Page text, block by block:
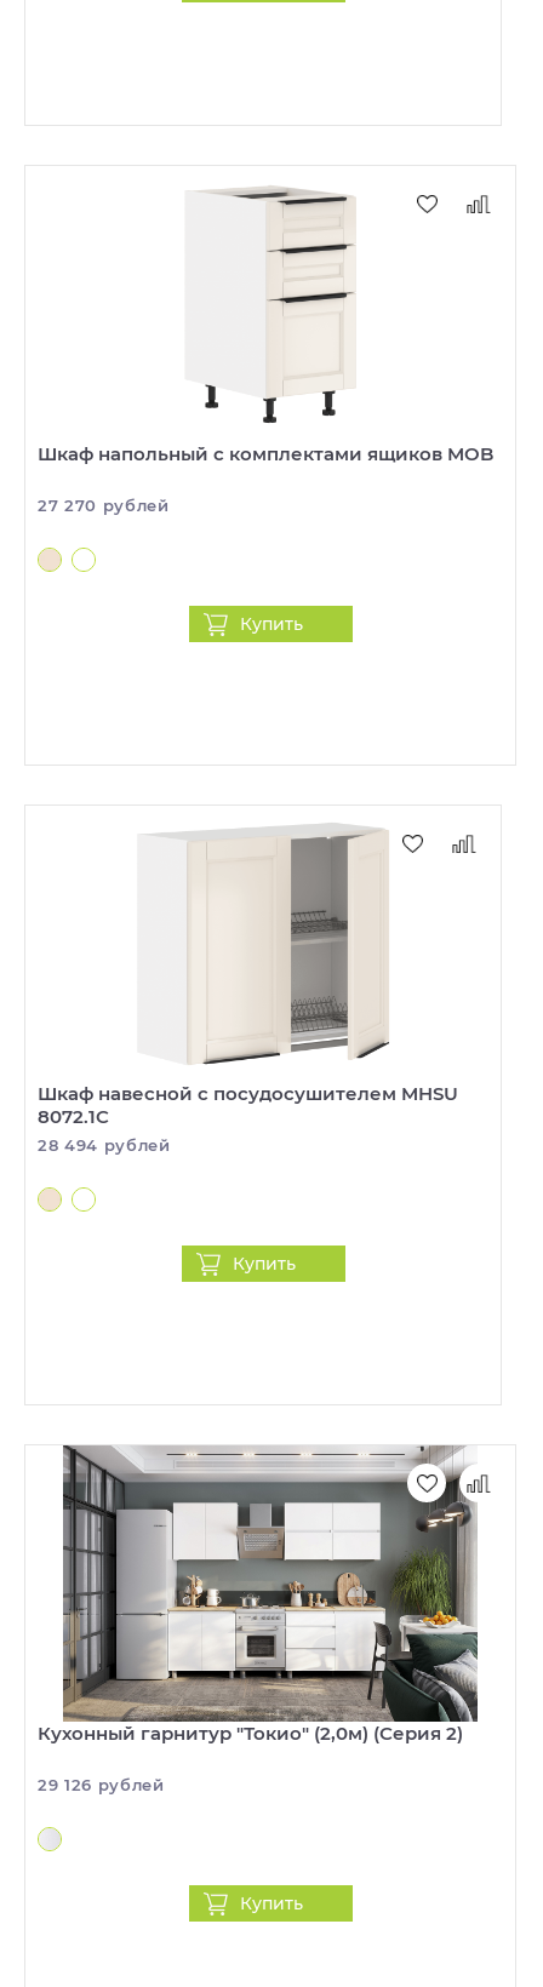
Шкаф напольный с комплектами ящиков MOB
27 270 рублей
Купить
Шкаф навесной с посудосушителем MHSU
8072.1C
28 494 рублей
Купить
Кухонный гарнитур "Токио" (2,0м) (Серия 2)
29 126 рублей
Купить